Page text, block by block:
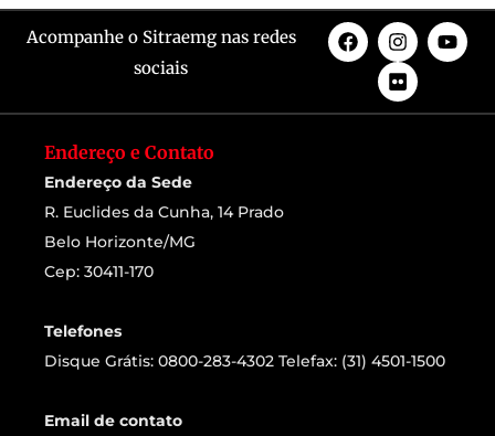
Acompanhe o Sitraemg nas redes
sociais
Endereço e Contato
Endereço da Sede
R. Euclides da Cunha, 14 Prado
Belo Horizonte/MG
Cep: 30411-170
Telefones
Disque Grátis: 0800-283-4302 Telefax: (31) 4501-1500
Email de contato